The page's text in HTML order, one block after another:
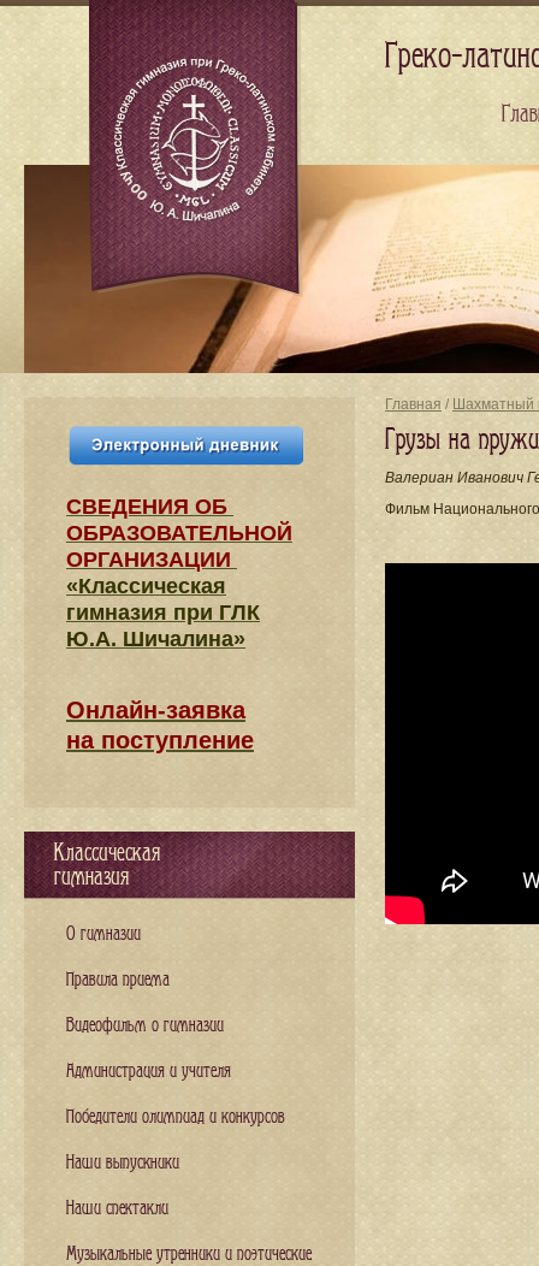
Главная / Шахматный
Грузы на
Валериан Иванович
Фильм
СВЕДЕНИЯ​ ОБ
ОБРАЗОВАТЕЛЬНОЙ
ОРГАНИЗАЦИИ
«Классическая
гимназия при ГЛК
Ю.А. Шичалина»
Онлайн-заявка
на поступление
Классическая
гимназия
О гимназии
Правила приема
Видеофильм о гимназии
Администрация и учителя
Победители олимпиад и конкурсов
Наши выпускники
Наши спектакли
Музыкальные утренники и поэтические
Греко-